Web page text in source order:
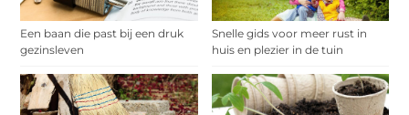
Een baan die past bij een druk
gezinsleven
Snelle gids voor meer rust in
huis en plezier in de tuin